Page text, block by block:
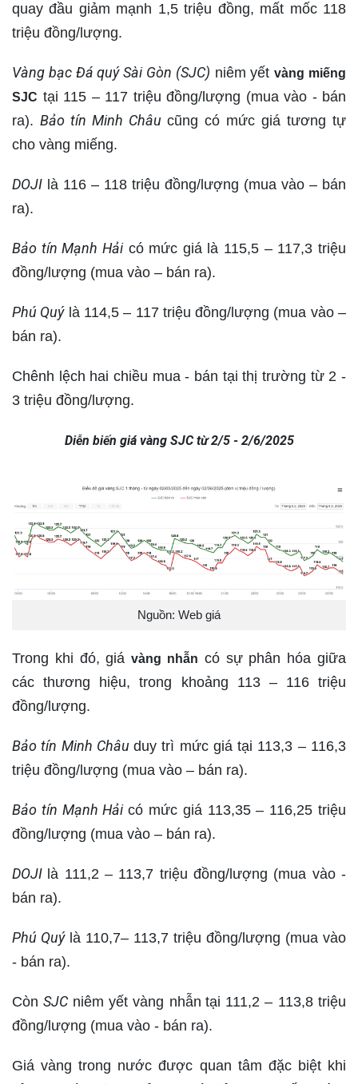
quay đầu giảm mạnh 1,5 triệu đồng, mất mốc 118
triệu đồng/lượng.
Vàng bạc Đá quý Sài Gòn (SJC) niêm yếtvàng miếng
SJC tại 115 – 117 triệu đồng/lượng (mua vào - bán
ra). Bảo tín Minh Châu cũng có mức giá tương tự
cho vàng miếng.
DOJI là 116 – 118 triệu đồng/lượng (mua vào – bán
ra).
Bảo tín Mạnh Hảicó mức giá là 115,5 – 117,3 triệu
đồng/lượng (mua vào – bán ra).
Phú Quýlà 114,5 – 117 triệu đồng/lượng (mua vào –
bán ra).
Chênh lệch hai chiều mua - bán tại thị trường từ 2 -
3 triệu đồng/lượng.
Diễn biến giá vàng SJC từ 2/5 - 2/6/2025
Nguồn: Web giá
Trong khi đó, giávàng nhẫn có sự phân hóa giữa
các thương hiệu, trong khoảng 113 – 116 triệu
đồng/lượng.
Bảo tín Minh Châuduy trì mức giá tại 113,3 – 116,3
triệu đồng/lượng (mua vào – bán ra).
Bảo tín Mạnh Hảicó mức giá 113,35 – 116,25 triệu
đồng/lượng (mua vào – bán ra).
DOJI là 111,2 – 113,7 triệu đồng/lượng (mua vào -
bán ra).
Phú Quýlà 110,7– 113,7 triệu đồng/lượng (mua vào
- bán ra).
CònSJC niêm yết vàng nhẫn tại 111,2 – 113,8 triệu
đồng/lượng (mua vào - bán ra).
Giá vàng trong nước được quan tâm đặc biệt khi